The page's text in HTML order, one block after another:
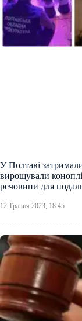
У Полтаві
вирощували
речовини для
12 Травня 2023, 18:45